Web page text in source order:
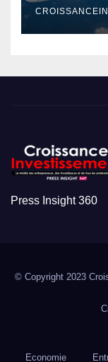
Press Insight 360
© Copyright 2023
Economie